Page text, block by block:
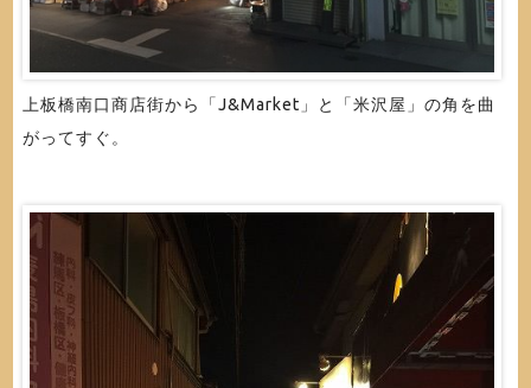
上板橋南口商店街から「J&Market」と「米沢屋」の角を曲
がってすぐ。